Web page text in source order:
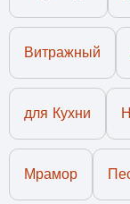
Витражный
для Кухни
Мрамор